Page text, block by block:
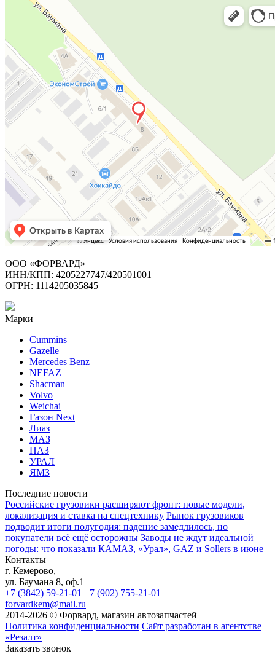
ООО «ФОРВАРД»
ИНН/КПП: 4205227747/420501001
ОГРН: 1114205035845
Марки
Cummins
Gazelle
Mercedes Benz
NEFAZ
Shacman
Volvo
Weichai
Газон Next
Лиаз
МАЗ
ПАЗ
УРАЛ
ЯМЗ
Последние новости
Российские грузовики расширяют фронт: новые модели,
локализация и ставка на спецтехнику Рынок грузовиков
подводит итоги полугодия: падение замедлилось, но
покупатели всё ещё осторожны Заводы не ждут идеальной
погоды: что показали КАМАЗ, «Урал», GAZ и Sollers в июне
Контакты
г. Кемерово,
ул. Баумана 8, оф.1
+7 (3842) 59-21-01 +7 (902) 755-21-01
forvardkem@mail.ru
2014-2026 © Форвард, магазин автозапчастей
Политика конфиденциальности Сайт разработан в агентстве
«Резалт»
Заказать звонок